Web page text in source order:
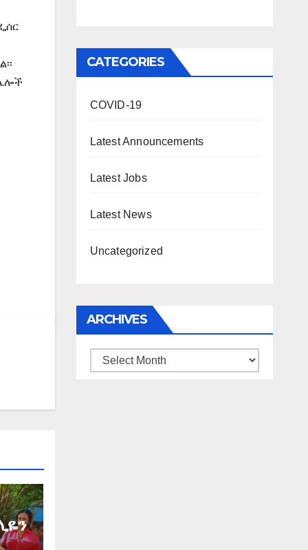
CATEGORIES
COVID-19
Latest Announcements
Latest Jobs
Latest News
Uncategorized
ARCHIVES
Archives